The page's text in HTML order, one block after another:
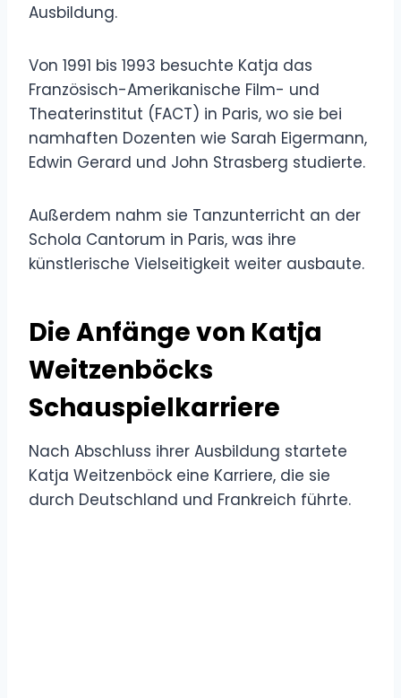
Ausbildung.
Von 1991 bis 1993 besuchte Katja das
Französisch-Amerikanische Film- und
Theaterinstitut (FACT) in Paris, wo sie bei
namhaften Dozenten wie Sarah Eigermann,
Edwin Gerard und John Strasberg studierte.
Außerdem nahm sie Tanzunterricht an der
Schola Cantorum in Paris, was ihre
künstlerische Vielseitigkeit weiter ausbaute.
Die Anfänge von Katja
Weitzenböcks
Schauspielkarriere
Nach Abschluss ihrer Ausbildung startete
Katja Weitzenböck eine Karriere, die sie
durch Deutschland und Frankreich führte.